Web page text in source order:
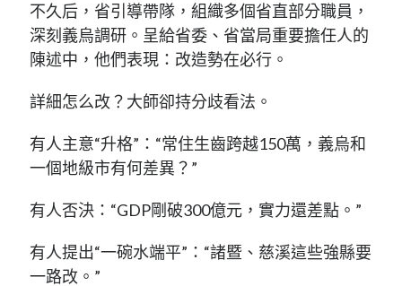
不久后，省引導帶隊，組織多個省直部分職員，
深刻義烏調研。呈給省委、省當局重要擔任人的
陳述中，他們表現：改造勢在必行。
詳細怎么改？大師卻持分歧看法。
有人主意“升格”：“常住生齒跨越150萬，義烏和
一個地級市有何差異？”
有人否決：“GDP剛破300億元，實力還差點。”
有人提出“一碗水端平”：“諸暨、慈溪這些強縣要
一路改。”